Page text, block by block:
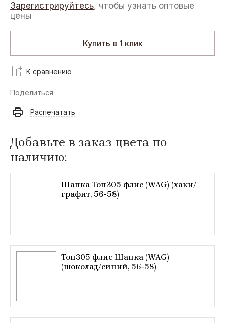
Зарегистрируйтесь, чтобы узнать оптовые
цены
Купить в 1 клик
К сравнению
Поделиться
Распечатать
Добавьте в заказ цвета по
наличию:
Шапка Топ305 флис (WAG) (хаки/
графит, 56-58)
Топ305 флис Шапка (WAG)
(шоколад/синий, 56-58)